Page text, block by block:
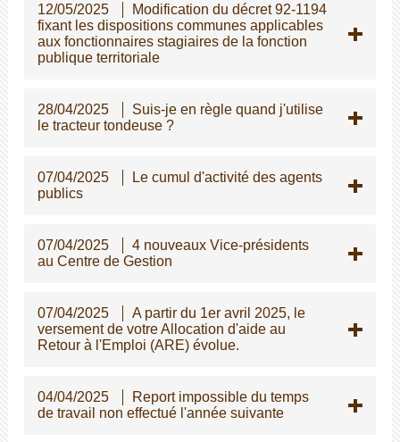
12/05/2025
Modification du décret 92-1194
fixant les dispositions communes applicables
aux fonctionnaires stagiaires de la fonction
publique territoriale
28/04/2025
Suis-je en règle quand j'utilise
le tracteur tondeuse ?
07/04/2025
Le cumul d'activité des agents
publics
07/04/2025
4 nouveaux Vice-présidents
au Centre de Gestion
07/04/2025
A partir du 1er avril 2025, le
versement de votre Allocation d'aide au
Retour à l'Emploi (ARE) évolue.
04/04/2025
Report impossible du temps
de travail non effectué l'année suivante